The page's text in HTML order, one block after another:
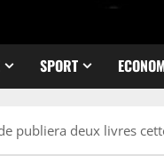
SPORT
publiera deux livres